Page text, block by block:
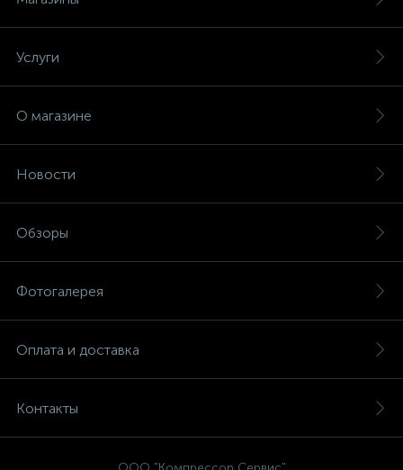
Услуги
О магазине
Новости
Обзоры
Фотогалерея
Оплата и доставка
Контакты